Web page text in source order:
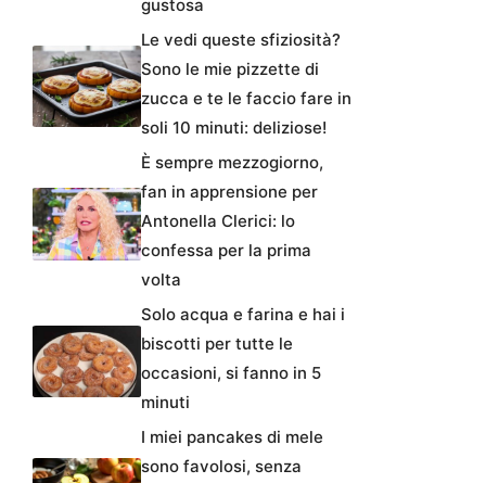
gustosa
Le vedi queste sfiziosità?
Sono le mie pizzette di
zucca e te le faccio fare in
soli 10 minuti: deliziose!
È sempre mezzogiorno,
fan in apprensione per
Antonella Clerici: lo
confessa per la prima
volta
Solo acqua e farina e hai i
biscotti per tutte le
occasioni, si fanno in 5
minuti
I miei pancakes di mele
sono favolosi, senza